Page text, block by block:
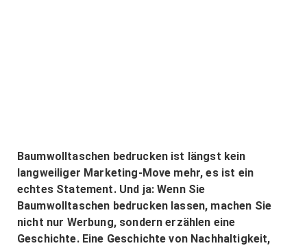
Baumwolltaschen bedrucken ist längst kein
langweiliger Marketing-Move mehr, es ist ein
echtes Statement. Und ja: Wenn Sie
Baumwolltaschen bedrucken lassen, machen Sie
nicht nur Werbung, sondern erzählen eine
Geschichte. Eine Geschichte von Nachhaltigkeit,